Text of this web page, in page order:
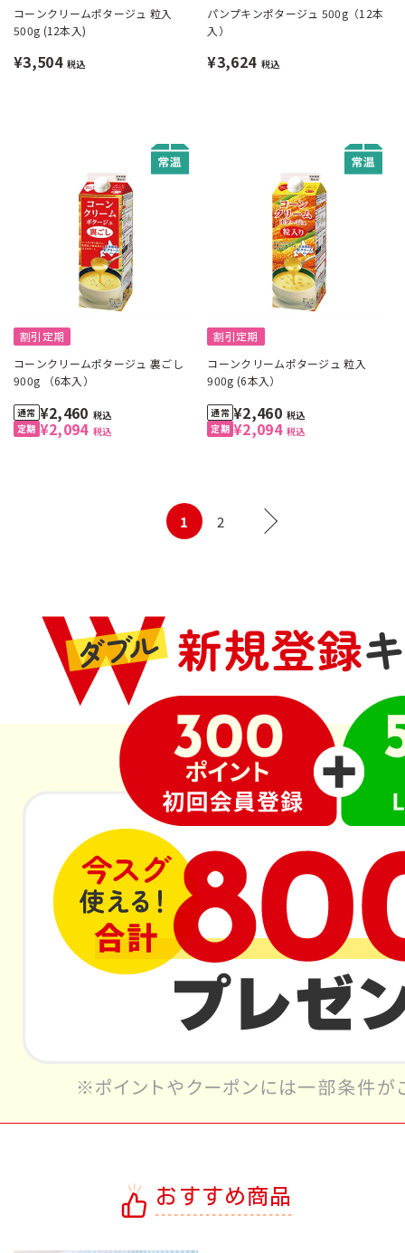
コーンクリームポタージュ 粒入
500g (12本入)
¥3,504 税込
パンプキンポタージュ 500g（12本
入）
¥3,624 税込
割引定期
コーンクリームポタージュ 裏ごし
900g （6本入）
¥2,094 税込
¥2,460 税込
割引定期
コーンクリームポタージュ 粒入
900g (6本入）
¥2,094 税込
¥2,460 税込
1 2
おすすめ商品